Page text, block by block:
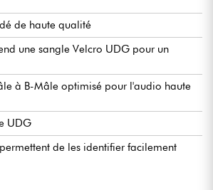
de haute qualité
une sangle Velcro UDG pour un
à B-Mâle optimisé pour l'audio haute
UDG
de les identifier facilement